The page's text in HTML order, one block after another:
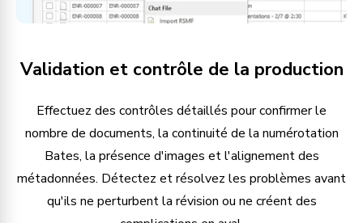
Validation et contrôle de la production
Effectuez des contrôles détaillés pour confirmer le
nombre de documents, la continuité de la numérotation
Bates, la présence d'images et l'alignement des
métadonnées. Détectez et résolvez les problèmes avant
qu'ils ne perturbent la révision ou ne créent des